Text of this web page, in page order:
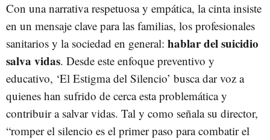
Con una narrativa respetuosa y empática, la cinta insiste
en un mensaje clave para las familias, los profesionales
sanitarios y la sociedad en general: hablar del suicidio
salva vidas. Desde este enfoque preventivo y
educativo, ‘El Estigma del Silencio’ busca dar voz a
quienes han sufrido de cerca esta problemática y
contribuir a salvar vidas. Tal y como señala su director,
“romper el silencio es el primer paso para combatir el